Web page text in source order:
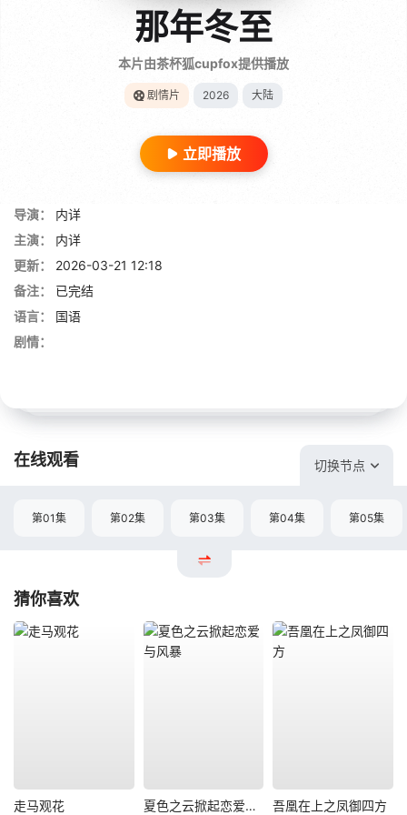
那年冬至
本片由茶杯狐cupfox提供播放
剧情片 2026 大陆
立即播放
导演：
内详
主演：
内详
更新：
2026-03-21 12:18
备注：
已完结
语言：
国语
剧情：
在线观看 切换节点
第01集 第02集 第03集 第04集 第05集
猜你喜欢
走马观花 夏色之云掀起恋爱与风暴 吾凰在上之凤御四方